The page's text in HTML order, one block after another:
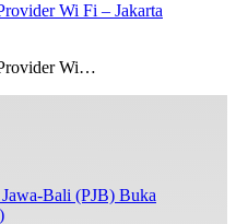
Wi Fi – Jakarta
Wi…